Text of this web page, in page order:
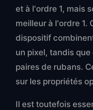
et à l'ordre 1, mais
meilleur à l'ordre 1.
dispositif
un pixel, tandis
paires de rubans.
sur les propriétés
Il est toutefois